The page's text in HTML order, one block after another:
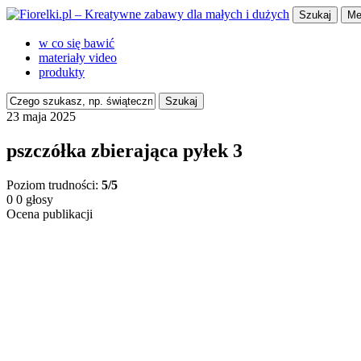
Szukaj
w co się bawić
materiały video
produkty
Szukaj
23 maja 2025
pszczółka zbierająca pyłek 3
Poziom trudności: 5/5
0 0 głosy
Ocena publikacji